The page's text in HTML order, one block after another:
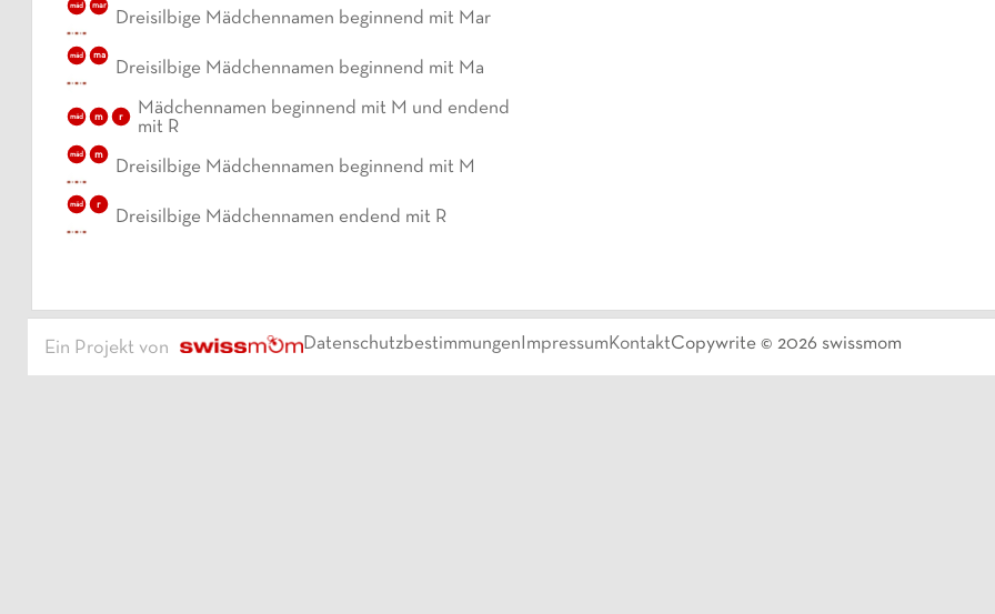
mäd mar
Dreisilbige Mädchennamen beginnend mit Mar
mäd ma
Dreisilbige Mädchennamen beginnend mit Ma
mäd m r
Mädchennamen beginnend mit M und endend
mit R
mäd m
Dreisilbige Mädchennamen beginnend mit M
mäd r
Dreisilbige Mädchennamen endend mit R
Ein Projekt von DatenschutzbestimmungenImpressumKontaktCopywrite © 2026 swissmom